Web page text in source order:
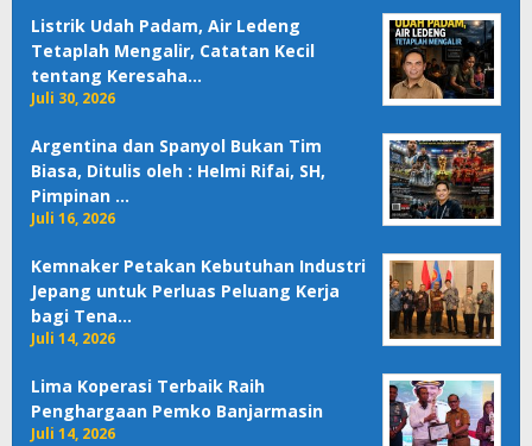
Listrik Udah Padam, Air Ledeng
Tetaplah Mengalir, Catatan Kecil
tentang Keresaha…
Juli 30, 2026
Argentina dan Spanyol Bukan Tim
Biasa, Ditulis oleh : Helmi Rifai, SH,
Pimpinan …
Juli 16, 2026
Kemnaker Petakan Kebutuhan Industri
Jepang untuk Perluas Peluang Kerja
bagi Tena…
Juli 14, 2026
Lima Koperasi Terbaik Raih
Penghargaan Pemko Banjarmasin
Juli 14, 2026